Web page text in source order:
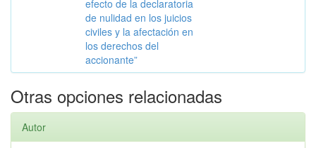
efecto de la declaratoria
de nulidad en los juicios
civiles y la afectación en
los derechos del
accionante”
Otras opciones relacionadas
Autor